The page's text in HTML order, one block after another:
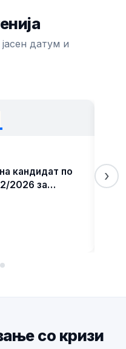
датум и
кандидат по
2026 за
›
со кризи